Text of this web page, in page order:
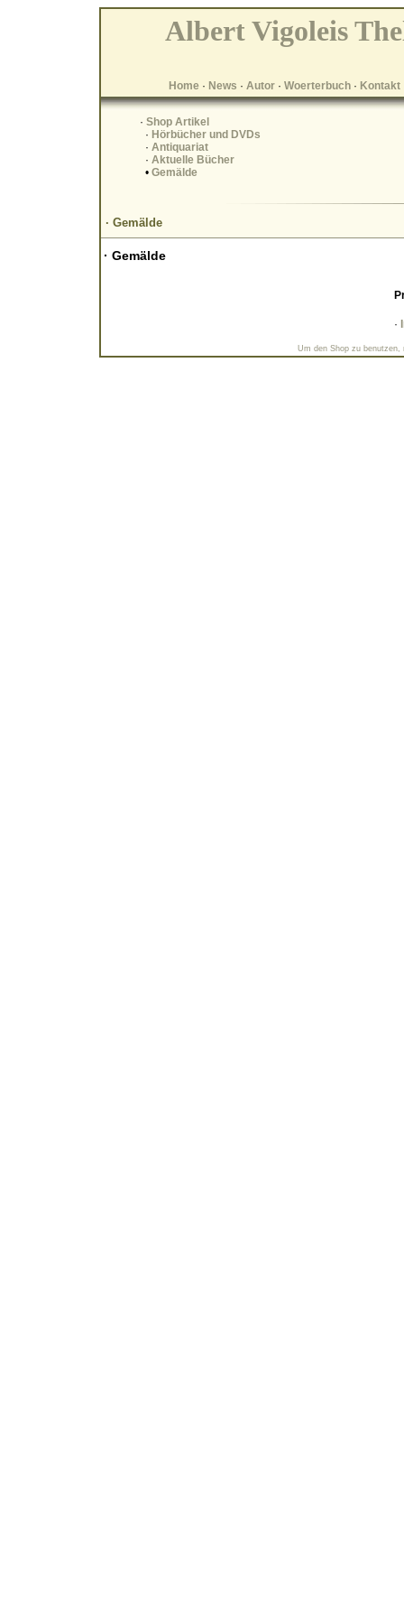
Albert Vigoleis
Home · News · Autor · Woerterbuch · Kontakt
· Shop Artikel
· Hörbücher und DVDs
· Antiquariat
· Aktuelle Bücher
• Gemälde
· Gemälde
· Gemälde
·
Um den Shop zu